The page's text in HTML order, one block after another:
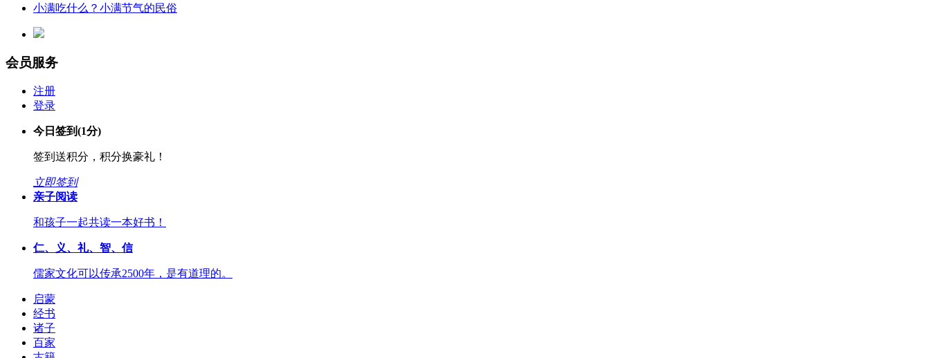
小满吃什么？小满节气的民俗
会员服务
注册
登录
今日签到(1分)
签到送积分，积分换豪礼！
立即签到
亲子阅读
和孩子一起共读一本好书！
仁、义、礼、智、信
儒家文化可以传承2500年，是有道理的。
启蒙
经书
诸子
百家